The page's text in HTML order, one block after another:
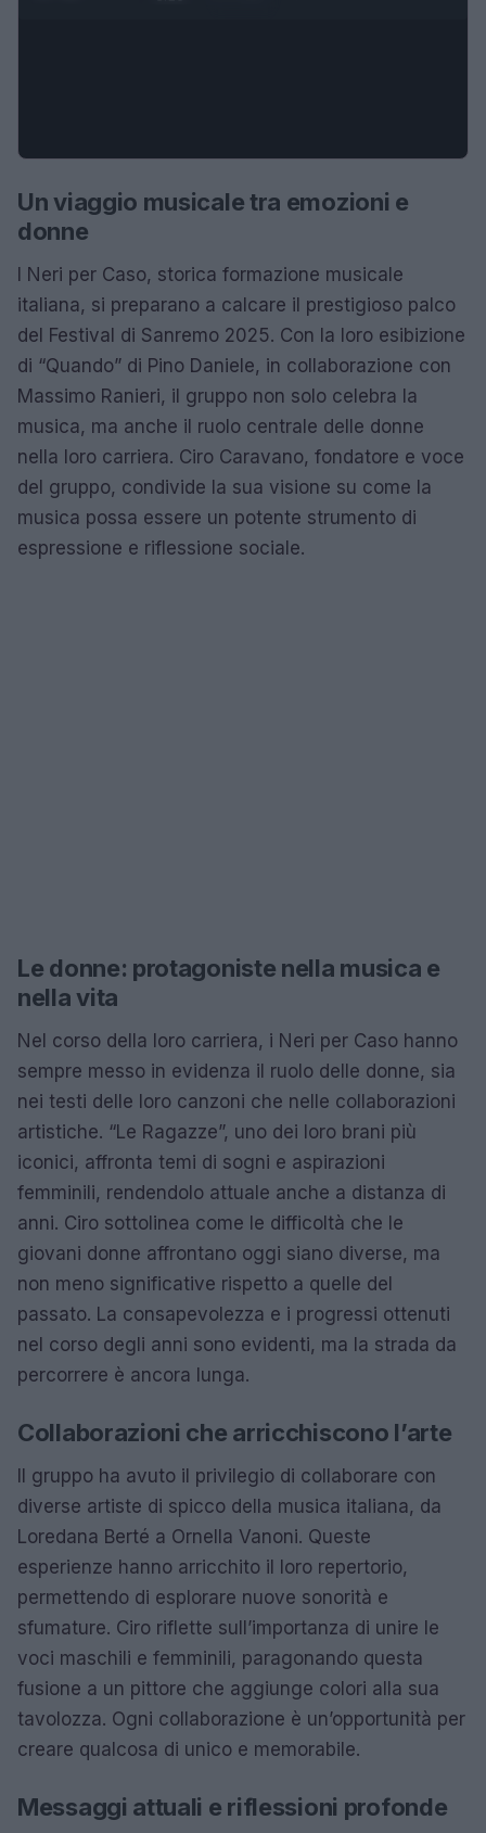
Un viaggio musicale tra emozioni e
donne
I Neri per Caso, storica formazione musicale
italiana, si preparano a calcare il prestigioso palco
del Festival di Sanremo 2025. Con la loro esibizione
di “Quando” di Pino Daniele, in collaborazione con
Massimo Ranieri, il gruppo non solo celebra la
musica, ma anche il ruolo centrale delle donne
nella loro carriera. Ciro Caravano, fondatore e voce
del gruppo, condivide la sua visione su come la
musica possa essere un potente strumento di
espressione e riflessione sociale.
Le donne: protagoniste nella musica e
nella vita
Nel corso della loro carriera, i Neri per Caso hanno
sempre messo in evidenza il ruolo delle donne, sia
nei testi delle loro canzoni che nelle collaborazioni
artistiche. “Le Ragazze”, uno dei loro brani più
iconici, affronta temi di sogni e aspirazioni
femminili, rendendolo attuale anche a distanza di
anni. Ciro sottolinea come le difficoltà che le
giovani donne affrontano oggi siano diverse, ma
non meno significative rispetto a quelle del
passato. La consapevolezza e i progressi ottenuti
nel corso degli anni sono evidenti, ma la strada da
percorrere è ancora lunga.
Collaborazioni che arricchiscono l’arte
Il gruppo ha avuto il privilegio di collaborare con
diverse artiste di spicco della musica italiana, da
Loredana Berté a Ornella Vanoni. Queste
esperienze hanno arricchito il loro repertorio,
permettendo di esplorare nuove sonorità e
sfumature. Ciro riflette sull’importanza di unire le
voci maschili e femminili, paragonando questa
fusione a un pittore che aggiunge colori alla sua
tavolozza. Ogni collaborazione è un’opportunità per
creare qualcosa di unico e memorabile.
Messaggi attuali e riflessioni profonde